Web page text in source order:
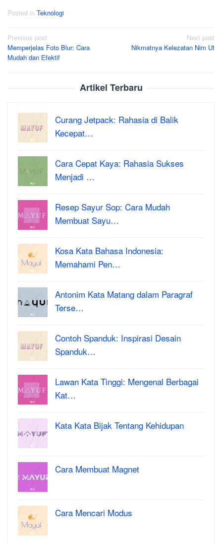
Posted in Teknologi
Post
navigation
Previous post
Memperjelas Foto Blur: Cara
Mudah dan Efektif
Next post
Nikmatnya Kelezatan Nim Ut
Artikel Terbaru
Curang Jetpack: Rahasia di Balik
Kecepat…
Cara Cepat Kaya: Rahasia Sukses
Menjadi …
Resep Sayur Sop: Cara Mudah
Membuat Sayu…
Kosa Kata Bahasa Indonesia:
Memahami Pen…
Antonim Kata Matang dalam Paragraf
Terse…
Contoh Spanduk: Inspirasi Desain
Spanduk…
Lawan Kata Tinggi: Mengenal Berbagai
Kat…
Kata Kata Bijak Tentang Kehidupan
Cara Membuat Magnet
Cara Mencari Modus